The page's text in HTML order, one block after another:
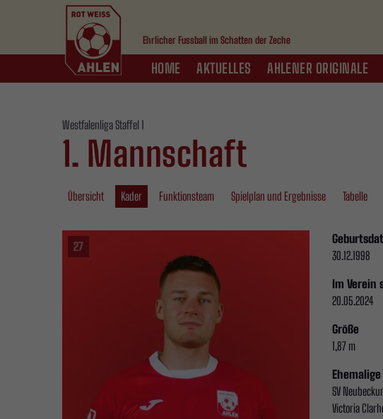
Ehrlicher Fussball im Schatten der Zeche
HOME AKTUELLES AHLENER ORIGINALE
Westfalenliga Staffel 1
1. Mannschaft
Übersicht Kader Funktionsteam Spielplan und Ergebnisse Tabelle
27
30.12.1998
Im Verein
20.05.2024
Größe
1,87 m
SV
Victoria